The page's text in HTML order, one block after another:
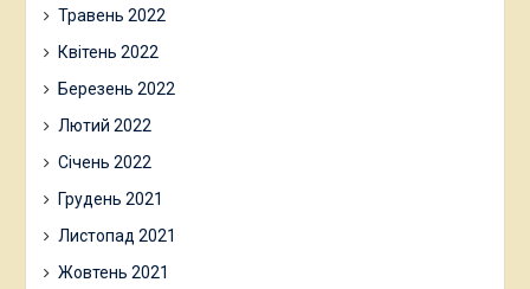
Травень 2022
Квітень 2022
Березень 2022
Лютий 2022
Січень 2022
Грудень 2021
Листопад 2021
Жовтень 2021